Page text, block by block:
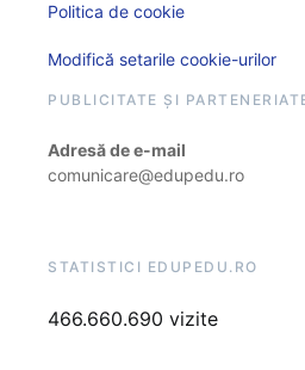
Politica de cookie
Modifică setarile cookie-urilor
PUBLICITATE ȘI
Adresă de e-mail
comunicare@edupedu.ro
STATISTICI EDUPEDU.RO
466.660.690 vizite